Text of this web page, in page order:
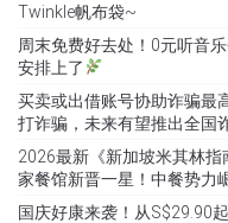
Twinkle帆布袋~
周末免费好去处！0元听音
安排上了
买卖或出借账号协助诈骗最
打诈骗，未来有望推出全国
2026最新《新加坡米其林
家餐馆新晋一星！中餐势力
国庆好康来袭！从S$29.90